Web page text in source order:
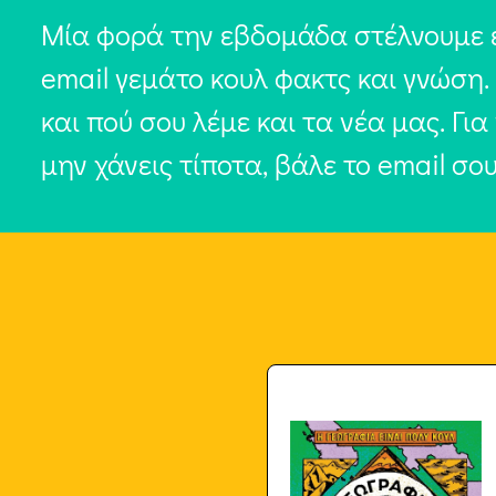
Μία φορά την εβδομάδα στέλνουμε
email γεμάτο κουλ φακτς και
και πού σου λέμε και τα νέα μας.
μην χάνεις τίποτα, βάλε το email